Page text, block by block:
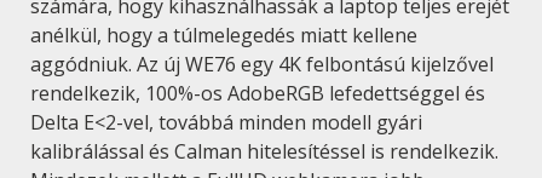
számára, hogy kihasználhassák a laptop teljes erejét
anélkül, hogy a túlmelegedés miatt kellene
aggódniuk. Az új WE76 egy 4K felbontású kijelzővel
rendelkezik, 100%-os AdobeRGB lefedettséggel és
Delta E<2-vel, továbbá minden modell gyári
kalibrálással és Calman hitelesítéssel is rendelkezik.